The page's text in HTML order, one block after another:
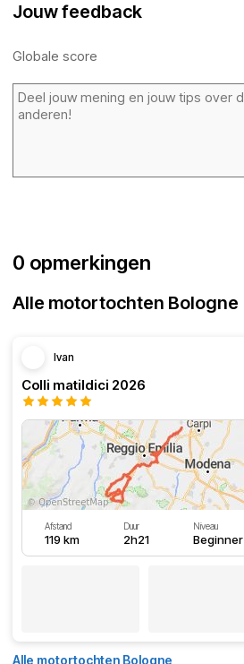
Jouw feedback
Globale score
0 opmerkingen
Alle motortochten Bologne
Ivan
Colli matildici 2026
Afstand
119 km
Duur
2h21
Niveau
Beginner
Alle motortochten Bologne